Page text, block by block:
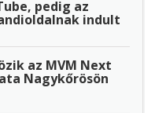
pedig az
indult
az MVM Next
Nagykőrösön